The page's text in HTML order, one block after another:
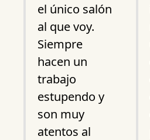
el único salón
al que voy.
Siempre
hacen un
trabajo
estupendo y
son muy
atentos al